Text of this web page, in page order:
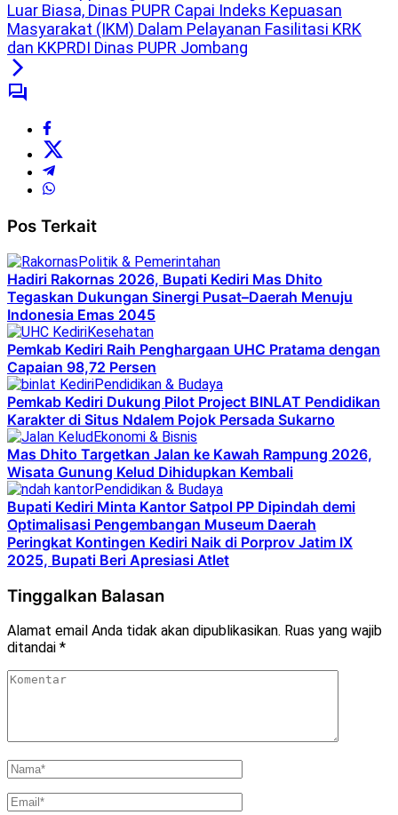
Luar Biasa, Dinas PUPR Capai Indeks Kepuasan
Masyarakat (IKM) Dalam Pelayanan Fasilitasi KRK
dan KKPRDI Dinas PUPR Jombang
Pos Terkait
Politik & Pemerintahan
Hadiri Rakornas 2026, Bupati Kediri Mas Dhito
Tegaskan Dukungan Sinergi Pusat–Daerah Menuju
Indonesia Emas 2045
Kesehatan
Pemkab Kediri Raih Penghargaan UHC Pratama dengan
Capaian 98,72 Persen
Pendidikan & Budaya
Pemkab Kediri Dukung Pilot Project BINLAT Pendidikan
Karakter di Situs Ndalem Pojok Persada Sukarno
Ekonomi & Bisnis
Mas Dhito Targetkan Jalan ke Kawah Rampung 2026,
Wisata Gunung Kelud Dihidupkan Kembali
Pendidikan & Budaya
Bupati Kediri Minta Kantor Satpol PP Dipindah demi
Optimalisasi Pengembangan Museum Daerah
Peringkat Kontingen Kediri Naik di Porprov Jatim IX
2025, Bupati Beri Apresiasi Atlet
Tinggalkan Balasan
Alamat email Anda tidak akan dipublikasikan. Ruas yang wajib
ditandai *